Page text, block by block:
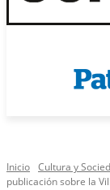
Inicio Cultura y
publicación sobre la